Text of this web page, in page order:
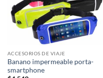
ACCESORIOS DE VIAJE
Banano impermeable porta-
smartphone